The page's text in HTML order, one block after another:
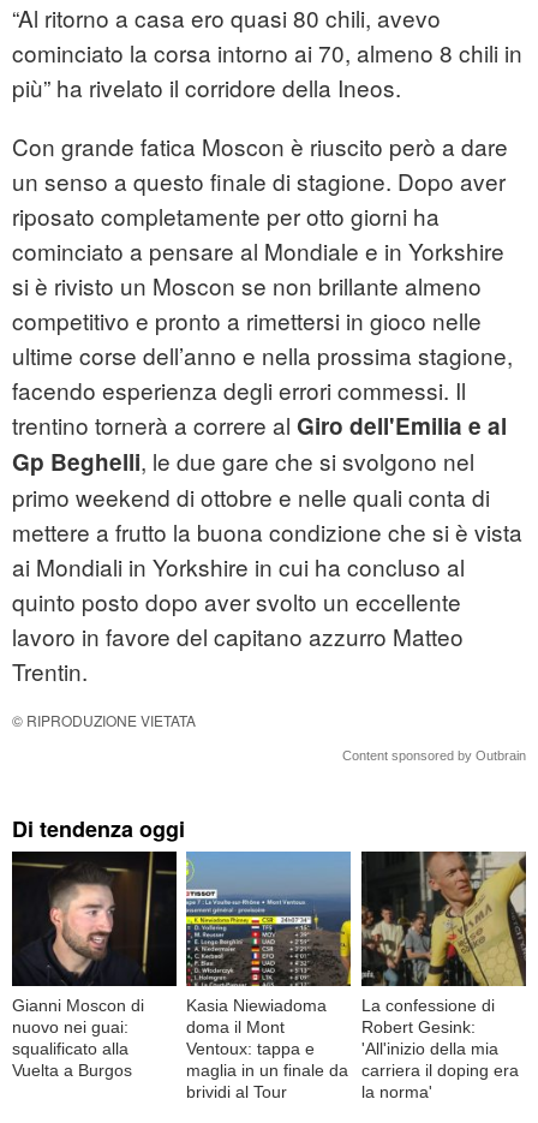
“Al ritorno a casa ero quasi 80 chili, avevo
cominciato la corsa intorno ai 70, almeno 8 chili in
più” ha rivelato il corridore della Ineos.
Con grande fatica Moscon è riuscito però a dare
un senso a questo finale di stagione. Dopo aver
riposato completamente per otto giorni ha
cominciato a pensare al Mondiale e in Yorkshire
si è rivisto un Moscon se non brillante almeno
competitivo e pronto a rimettersi in gioco nelle
ultime corse dell’anno e nella prossima stagione,
facendo esperienza degli errori commessi. Il
trentino tornerà a correre al Giro dell'Emilia e al
Gp Beghelli, le due gare che si svolgono nel
primo weekend di ottobre e nelle quali conta di
mettere a frutto la buona condizione che si è vista
ai Mondiali in Yorkshire in cui ha concluso al
quinto posto dopo aver svolto un eccellente
lavoro in favore del capitano azzurro Matteo
Trentin.
© RIPRODUZIONE VIETATA
Content sponsored by Outbrain
Di tendenza oggi
Gianni Moscon di
nuovo nei guai:
squalificato alla
Vuelta a Burgos
Kasia Niewiadoma
doma il Mont
Ventoux: tappa e
maglia in un finale da
brividi al Tour
La confessione di
Robert Gesink:
'All'inizio della mia
carriera il doping era
la norma'